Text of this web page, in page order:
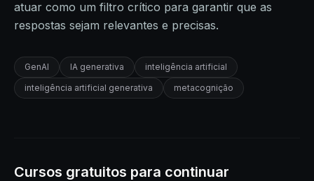
atuar como um filtro crítico para garantir que as
respostas sejam relevantes e precisas.
GenAI IA generativa
inteligência artificial
inteligência artificial generativa
metacognição
Cursos gratuitos para continuar